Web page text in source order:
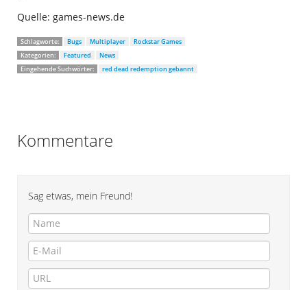
Quelle: games-news.de
Schlagworte: Bugs Multiplayer
Rockstar Games
Kategorien:
Featured
News
Eingehende Suchwörter:
red dead redemption gebannt
Kommentare
Sag etwas, mein Freund!